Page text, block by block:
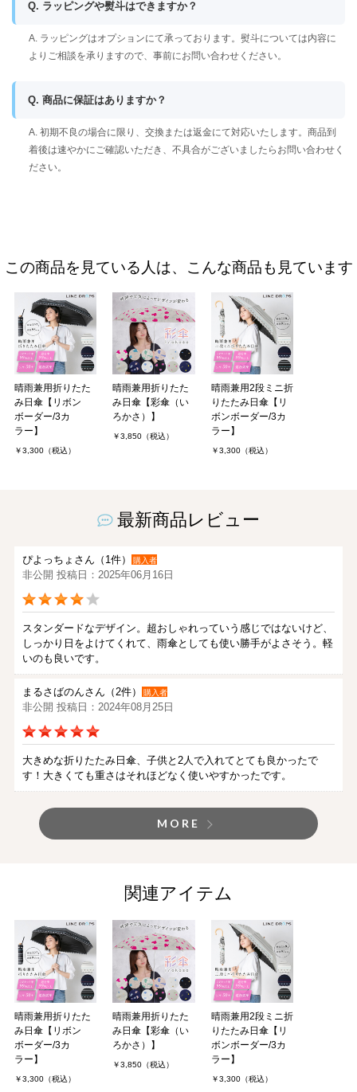
Q. ラッピングや熨斗はできますか？
A. ラッピングはオプションにて承っております。熨斗については内容に
よりご相談を承りますので、事前にお問い合わせください。
Q. 商品に保証はありますか？
A. 初期不良の場合に限り、交換または返金にて対応いたします。商品到
着後は速やかにご確認いただき、不具合がございましたらお問い合わせく
ださい。
この商品を見ている人は、こんな商品も見ています
晴雨兼用折りたた
み日傘【リボン
ボーダー/3カ
ラー】
￥3,300（税込）
晴雨兼用折りたた
み日傘【彩傘（い
ろかさ）】
￥3,850（税込）
晴雨兼用2段ミニ折
りたたみ日傘【リ
ボンボーダー/3カ
ラー】
￥3,300（税込）
最新商品レビュー
ぴよっちょさん（1件） 購入者
非公開 投稿日：2025年06月16日
スタンダードなデザイン。超おしゃれっていう感じではないけど、
しっかり日をよけてくれて、雨傘としても使い勝手がよさそう。軽
いのも良いです。
まるさばのんさん（2件） 購入者
非公開 投稿日：2024年08月25日
大きめな折りたたみ日傘、子供と2人で入れてとても良かったで
す！大きくても重さはそれほどなく使いやすかったです。
MORE
関連アイテム
晴雨兼用折りたた
み日傘【リボン
ボーダー/3カ
ラー】
￥3,300（税込）
晴雨兼用折りたた
み日傘【彩傘（い
ろかさ）】
￥3,850（税込）
晴雨兼用2段ミニ折
りたたみ日傘【リ
ボンボーダー/3カ
ラー】
￥3,300（税込）